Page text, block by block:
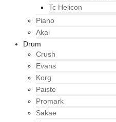
Tc Helicon
Piano
Akai
Drum
Crush
Evans
Korg
Paiste
Promark
Sakae